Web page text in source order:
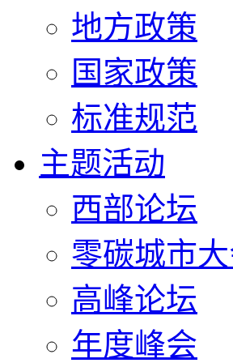
地方政策
国家政策
标准规范
主题活动
西部论坛
零碳城市
高峰论坛
年度峰会